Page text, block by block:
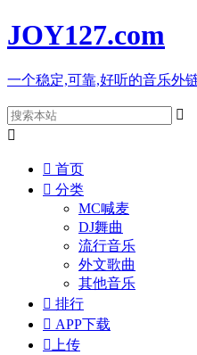
JOY127.com
一个稳定,可靠,好听的音乐外


 首页
 分类
MC喊麦
DJ舞曲
流行音乐
外文歌曲
其他音乐
 排行
 APP下载
 上传